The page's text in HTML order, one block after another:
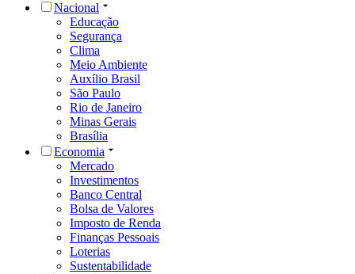
Nacional
Educação
Segurança
Clima
Meio Ambiente
Auxílio Brasil
São Paulo
Rio de Janeiro
Minas Gerais
Brasília
Economia
Mercado
Investimentos
Banco Central
Bolsa de Valores
Imposto de Renda
Finanças Pessoais
Loterias
Sustentabilidade